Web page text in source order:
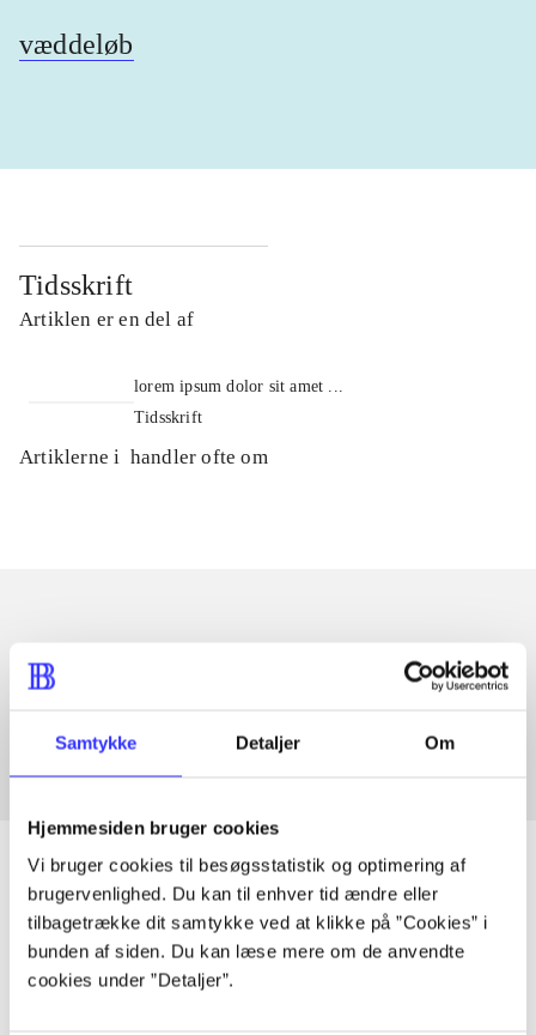
Samtykke Detaljer Om
Hjemmesiden bruger cookies
Vi bruger cookies til besøgsstatistik og optimering af
brugervenlighed. Du kan til enhver tid ændre eller
tilbagetrække dit samtykke ved at klikke på ”Cookies” i
bunden af siden. Du kan læse mere om de anvendte
cookies under ”Detaljer”.
væddeløb
Tidsskrift
Artiklen er en del af
lorem ipsum dolor sit amet ...
Tidsskrift
Artiklerne i handler ofte om
Artikler med samme emner
Artikler
Alle registrerede artikler fordelt på udgivelser